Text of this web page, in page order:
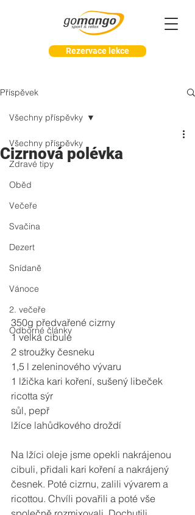
Rezervace lekce
Příspěvek
Všechny příspěvky
Zdravé tipy
Oběd
Večeře
Svačina
Dezert
Snídaně
Vánoce
2. večeře
Odborné články
Všechny příspěvky
Cizrnová polévka
350g předvařené cizrny
1 velká cibule
2 stroužky česneku
1,5 l zeleninového vývaru
1 lžička kari koření, sušený libeček
ricotta sýr
sůl, pepř
lžíce lahůdkového droždí
Na lžíci oleje jsme opekli nakrájenou
cibuli, přidali kari koření a nakrájený
česnek. Poté cizrnu, zalili vývarem a
ricottou. Chvíli povařili a poté vše